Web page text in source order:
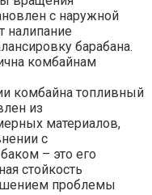
с наружной
налипание
барабана.
комбайнам
комбайна топливный
из
материалов,
с
– это его
стойкость
проблемы